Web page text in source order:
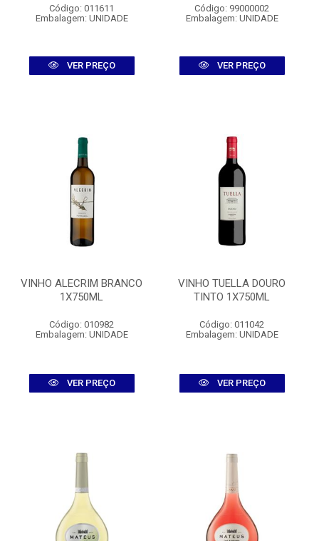
Código: 011611
Embalagem: UNIDADE
VER PREÇO
Código: 99000002
Embalagem: UNIDADE
VER PREÇO
VINHO ALECRIM BRANCO
1X750ML
Código: 010982
Embalagem: UNIDADE
VER PREÇO
VINHO TUELLA DOURO
TINTO 1X750ML
Código: 011042
Embalagem: UNIDADE
VER PREÇO